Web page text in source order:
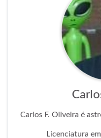
Carlos F. Oliveira é
Licenciatura